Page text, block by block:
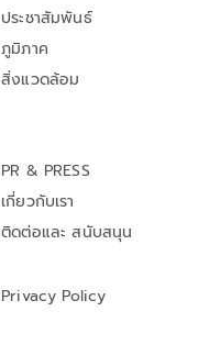
ประชาสัมพันธ์
ภูมิภาค
สิ่งแวดล้อม
PR & PRESS
เกี่ยวกับเรา
ติดต่อและ สนับสนุน
Privacy Policy